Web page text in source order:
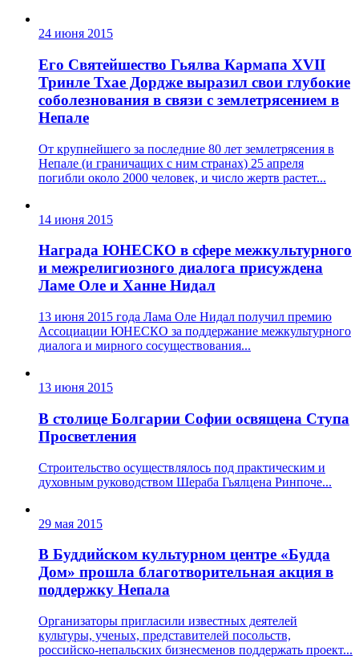
24 июня 2015
Его Святейшество Гьялва Кармапа XVII
Тринле Тхае Дордже выразил свои глубокие
соболезнования в связи с землетрясением в
Непале
От крупнейшего за последние 80 лет землетрясения в
Непале (и граничащих с ним странах) 25 апреля
погибли около 2000 человек, и число жертв растет...
14 июня 2015
Награда ЮНЕСКО в сфере межкультурного
и межрелигиозного диалога присуждена
Ламе Оле и Ханне Нидал
13 июня 2015 года Лама Оле Нидал получил премию
Ассоциации ЮНЕСКО за поддержание межкультурного
диалога и мирного сосуществования...
13 июня 2015
В столице Болгарии Софии освящена Ступа
Просветления
Строительство осуществлялось под практическим и
духовным руководством Шераба Гьялцена Ринпоче...
29 мая 2015
В Буддийском культурном центре «Будда
Дом» прошла благотворительная акция в
поддержку Непала
Организаторы пригласили известных деятелей
культуры, ученых, представителей посольств,
российско-непальских бизнесменов поддержать проект...